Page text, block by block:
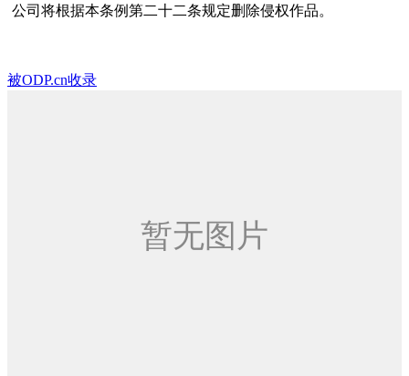
公司将根据本条例第二十二条规定删除侵权作品。
被ODP.cn收录